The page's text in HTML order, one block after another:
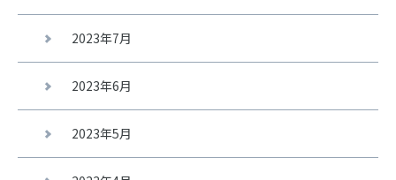
2023年7月
2023年6月
2023年5月